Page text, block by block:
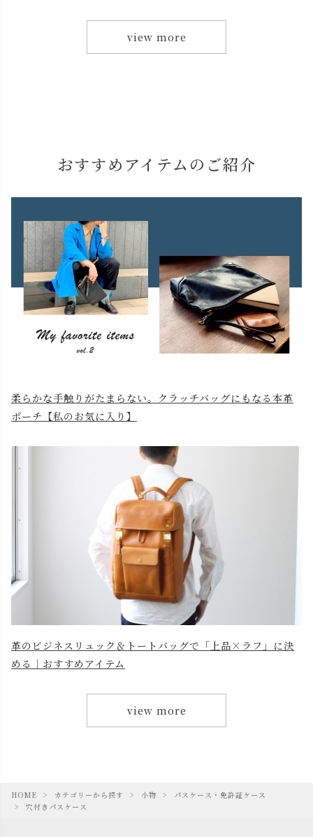
view more
おすすめアイテムのご紹介
柔らかな手触りがたまらない。クラッチバッグにもなる本革
ポーチ【私のお気に入り】
革のビジネスリュック＆トートバッグで「上品×ラフ」に決
める｜おすすめアイテム
view more
HOME カテゴリーから探す 小物
パスケース・免許証ケース
穴付きパスケース